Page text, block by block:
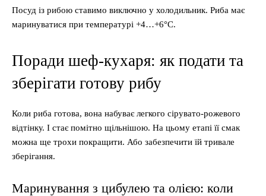
Посуд із рибою ставимо виключно у холодильник. Риба має
маринуватися при температурі +4…+6°C.
Поради шеф-кухаря: як подати та
зберігати готову рибу
Коли риба готова, вона набуває легкого сірувато-рожевого
відтінку. І стає помітно щільнішою. На цьому етапі її смак
можна ще трохи покращити. Або забезпечити їй тривале
зберігання.
Маринування з цибулею та олією: коли